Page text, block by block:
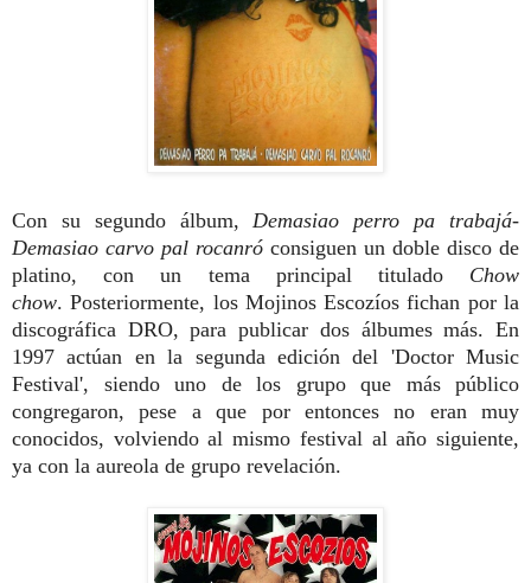
Con su segundo álbum, Demasiao perro pa trabajá-
Demasiao carvo pal rocanró consiguen un doble disco de
platino, con un tema principal tituladoChow
chow.Posteriormente, los Mojinos Escozíos fichan por la
discográfica DRO, para publicar dos álbumes más. En
1997 actúan en la segunda edición del 'Doctor Music
Festival', siendo uno de los grupo que más público
congregaron, pese a que por entonces no eran muy
conocidos, volviendo al mismo festival al año siguiente,
ya con la aureola de grupo revelación.